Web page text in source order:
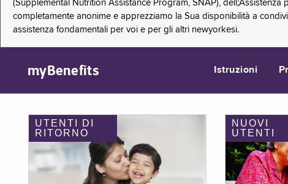
(Supplemental Nutrition Assistance Program, SNAP),
completamente anonime e apprezziamo la Sua disponibilità a
assistenza fondamentali per voi e per gli altri newyorkesi.
myBenefits Istruzioni
UTENTI DI
RITORNO
NUOVI
UTENTI